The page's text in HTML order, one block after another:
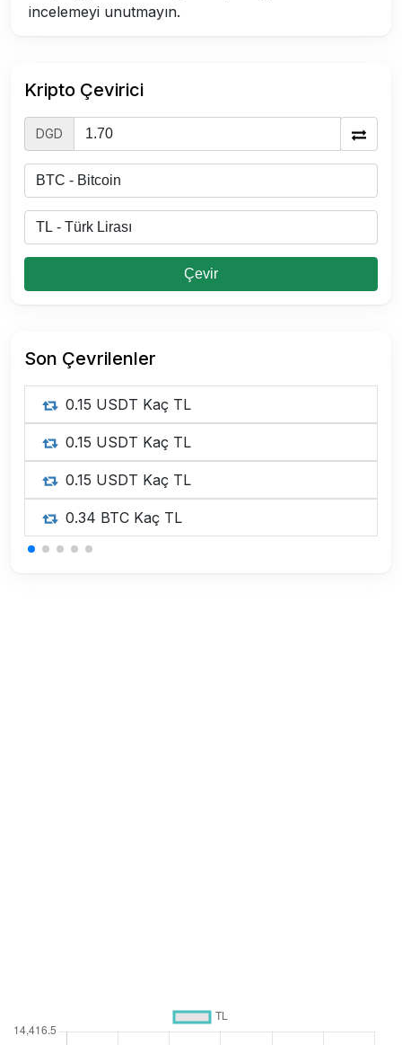
incelemeyi unutmayın.
Kripto Çevirici
DGD
Çevir
Son Çevrilenler
0.15 USDT Kaç TL
0.15 USDT Kaç TL
0.15 USDT Kaç TL
0.34 BTC Kaç TL